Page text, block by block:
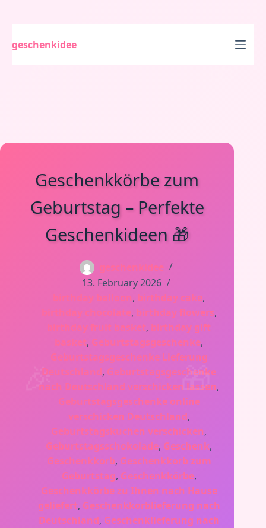
geschenkidee
Geschenkkörbe zum
Geburtstag – Perfekte
Geschenkideen 🎁
geschenkidee
13. February 2026
birthday balloon, birthday cake,
birthday chocolate, birthday flowers,
birthday fruit basket, birthday gift
basket, Geburtstagsgeschenke,
Geburtstagsgeschenke Lieferung
Deutschland, Geburtstagsgeschenke
nach Deutschland verschicken lassen,
Geburtstagsgeschenke online
verschicken Deutschland,
Geburtstagskuchen verschicken,
Geburtstagsschokolade, Geschenk,
Geschenkkorb, Geschenkkorb zum
Geburtstag, Geschenkkörbe,
Geschenkkörbe zu Ihnen nach Hause
geliefert, Geschenkkorblieferung nach
Deutschland, Geschenklieferung nach